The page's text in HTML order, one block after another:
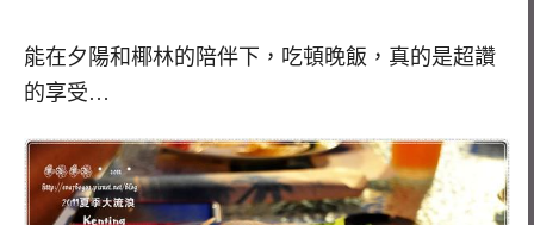
能在夕陽和椰林的陪伴下，吃頓晚飯，真的是超讚
的享受…